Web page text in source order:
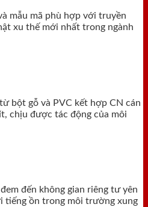
mẫu mã phù hợp với truyền
xu thế mới nhất trong ngành
bột gỗ và PVC kết hợp CN cán
chịu được tác động của môi
đến không gian riêng tư yên
tiếng ồn trong môi trường xung